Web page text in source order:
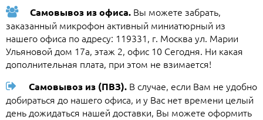
Самовывоз из офиса. Вы можете забрать,
заказанный микрофон активный миниатюрный из
нашего офиса по адресу: 119331, г. Москва ул. Марии
Ульяновой дом 17а, этаж 2, офис 10 Сегодня. Ни какая
дополнительная плата, при этом не взимается!
Самовывоз из (ПВЗ). В случае, если Вам не удобно
добираться до нашего офиса, и у Вас нет времени целый
день дожидаться нашей доставки, Вы можете оформить